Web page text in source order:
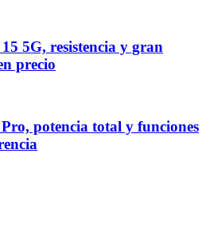
5G, resistencia y gran
precio
potencia total y funciones